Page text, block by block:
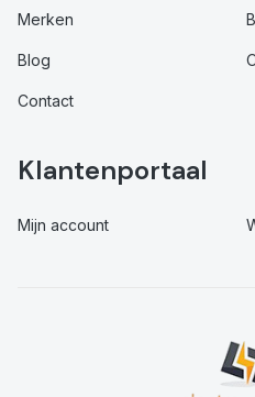
Merken
Blog
Contact
Klantenportaal
Mijn account